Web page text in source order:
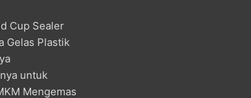
Cup Sealer
Gelas Plastik
untuk
Mengemas